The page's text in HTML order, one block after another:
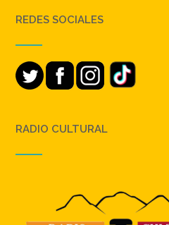
REDES SOCIALES
RADIO CULTURAL